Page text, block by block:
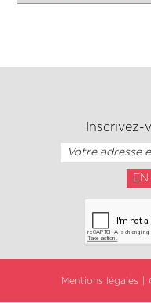
Inscrivez-
Mentions légales